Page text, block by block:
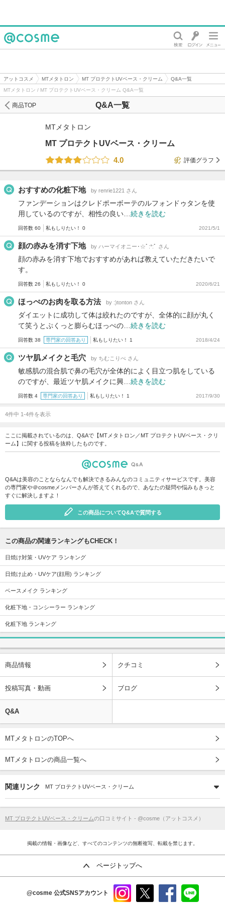
アットコスメ MTメタトロン MT プロテクトUVベース・クリーム
Q&A一覧
MTメタトロン / MT プロテクトUVベース・クリーム Q&A一覧
Q&A一覧
商品TOP
MTメタトロン
MT プロテクトUVベース・クリーム
4.0
評価グラフ
おすすめの化粧下地 by renrie1221 さん
ファンデーションはクレドポーボーテのルフォンドゥタンを使
用しているのですが、相性の良い… 続きを読む
回答数 60 私もしりたい！ 0 2021/5/1
顔の赤みを消す下地 by ハーマイオニー･☆ﾟ:*:ﾟ さん
顔の赤みを消す下地でおすすめがあれば教えていただきたいで
す。
回答数 26 私もしりたい！ 0 2020/6/21
ほっぺのお肉を取る方法 by :)tonton さん
ダイエットに成功して体は絞れたのですが、全体的に顔が丸く
て笑うとぷくっと膨らむほっぺの… 続きを読む
回答数 38 専門家の回答あり 私もしりたい！ 1 2018/4/24
ツヤ肌メイクと毛穴 by ちむこりぺ さん
敏感肌の混合肌で鼻の毛穴が全体的によく目立つ肌をしている
のですが、最近ツヤ肌メイクに興… 続きを読む
回答数 4 専門家の回答あり 私もしりたい！ 1 2017/9/30
4件中 1-4件を表示
ここに掲載されているのは、Q&Aで【MTメタトロン／MT プロテクトUVベース・クリ
ーム】に関する投稿を抜粋したものです。
Q&Aは美容のことならなんでも解決できるみんなのコミュニティサービスです。美容
の専門家や＠cosmeメンバーさんが答えてくれるので、あなたの疑問や悩みもきっと
すぐに解決しますよ！
この商品についてQ&Aで質問する
この商品の関連ランキングもCHECK！
日焼け対策・UVケア ランキング
日焼け止め・UVケア(顔用) ランキング
ベースメイク ランキング
化粧下地・コンシーラー ランキング
化粧下地 ランキング
商品情報 クチコミ
投稿写真・動画 ブログ
Q&A
MTメタトロンのTOPへ
MTメタトロンの商品一覧へ
関連リンク MT プロテクトUVベース・クリーム
MT プロテクトUVベース・クリームの口コミサイト - @cosme（アットコスメ）
掲載の情報・画像など、すべてのコンテンツの無断複写、転載を禁じます。
ページトップへ
@cosme 公式SNSアカウント